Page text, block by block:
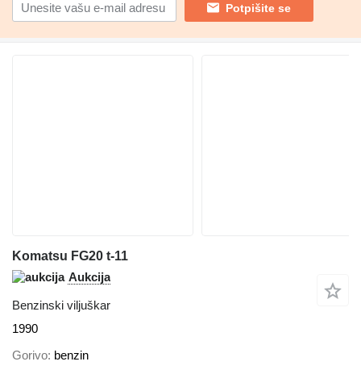
Potpišite se
Komatsu FG20 t-11
Aukcija
Benzinski viljuškar
1990
Gorivo benzin